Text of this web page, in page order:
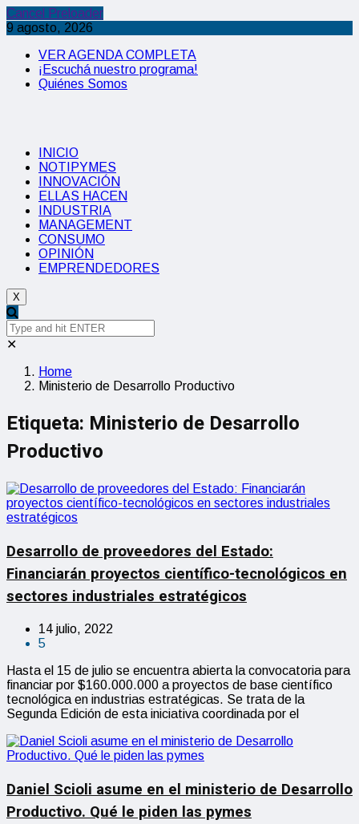
Cancel Preloader
9 agosto, 2026
VER AGENDA COMPLETA
¡Escuchá nuestro programa!
Quiénes Somos
INICIO
NOTIPYMES
INNOVACIÓN
ELLAS HACEN
INDUSTRIA
MANAGEMENT
CONSUMO
OPINIÓN
EMPRENDEDORES
X
✕
Home
Ministerio de Desarrollo Productivo
Etiqueta: Ministerio de Desarrollo
Productivo
Desarrollo de proveedores del Estado:
Financiarán proyectos científico-tecnológicos en
sectores industriales estratégicos
14 julio, 2022
5
Hasta el 15 de julio se encuentra abierta la convocatoria para
financiar por $160.000.000 a proyectos de base científico
tecnológica en industrias estratégicas. Se trata de la
Segunda Edición de esta iniciativa coordinada por el
Daniel Scioli asume en el ministerio de Desarrollo
Productivo. Qué le piden las pymes